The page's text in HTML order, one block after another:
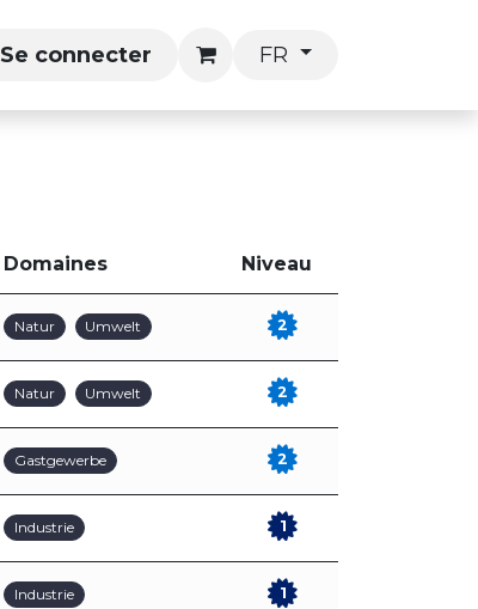
Se connecter FR
Domaines Niveau
Natur Umwelt 2
Natur Umwelt 2
Gastgewerbe 2
Industrie 1
Industrie 1